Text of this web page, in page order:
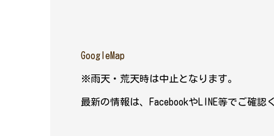
GoogleMap
※雨天・荒天時は中止となります。
最新の情報は、FacebookやLINE等でご確認